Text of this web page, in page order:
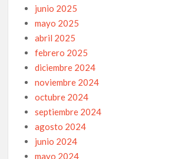
junio 2025
mayo 2025
abril 2025
febrero 2025
diciembre 2024
noviembre 2024
octubre 2024
septiembre 2024
agosto 2024
junio 2024
mayo 2024